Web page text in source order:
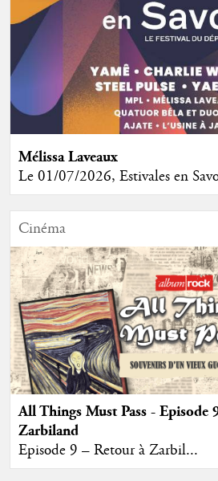
Mélissa Laveaux
Le 01/07/2026, Estivales en
Cinéma
All Things Must Pass - Episode
Zarbiland
Episode 9 – Retour à Zarbil...